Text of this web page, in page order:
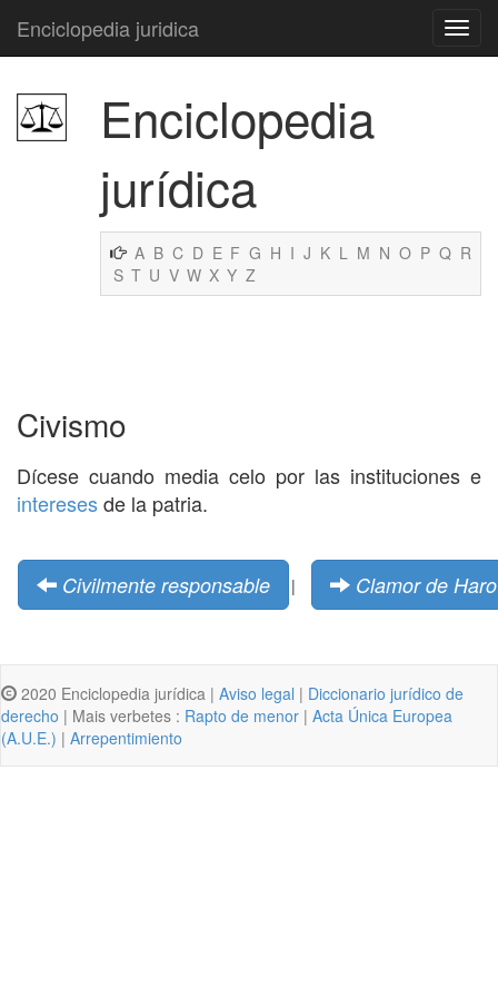
Enciclopedia juridica
Enciclopedia
jurídica
A B C D E F G H I J K L M N O P Q R
S T U V W X Y Z
Civismo
Dícese cuando media celo por las instituciones e
interesesde la patria.
Civilmente responsable | Clamor de Haro
2020 Enciclopedia jurídica | Aviso legal | Diccionario jurídico de
derecho | Mais verbetes : Rapto de menor | Acta Única Europea
(A.U.E.) | Arrepentimiento